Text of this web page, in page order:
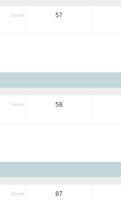
Grund 57
Grund 58
Grund 87